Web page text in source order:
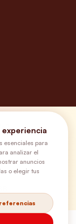
experiencia
esenciales para
analizar el
anuncios
o elegir tus